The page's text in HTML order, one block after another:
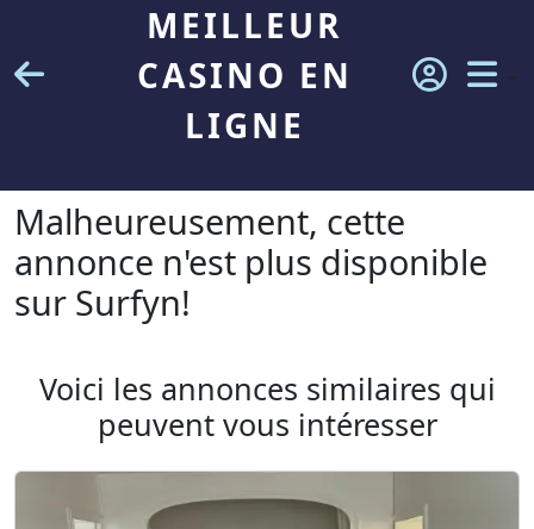
MEILLEUR
CASINO EN
LIGNE
Malheureusement, cette
annonce n'est plus disponible
sur Surfyn!
Voici les annonces similaires qui
peuvent vous intéresser